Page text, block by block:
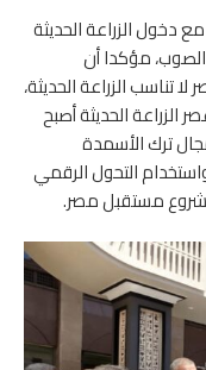
دخول الزراعة الحديثة
مؤكدا أن
تناسب الزراعة الحديثة،
الزراعة الحديثة أصبح
ترك الأسمدة
التحول الرقمي
مستقبل مصر.